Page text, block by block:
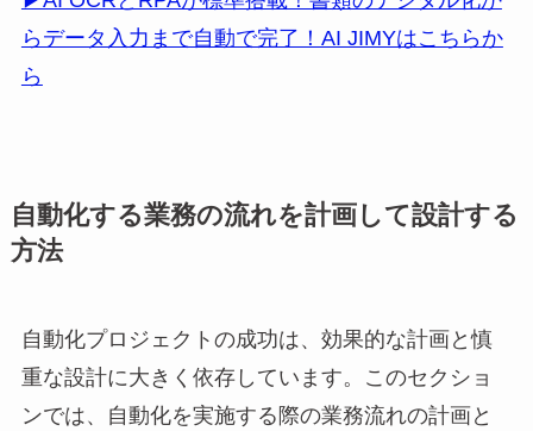
らデータ入力まで自動で完了！AI JIMYはこちらか
ら
自動化する業務の流れを計画して設計する
方法
自動化プロジェクトの成功は、効果的な計画と慎
重な設計に大きく依存しています。このセクショ
ンでは、自動化を実施する際の業務流れの計画と